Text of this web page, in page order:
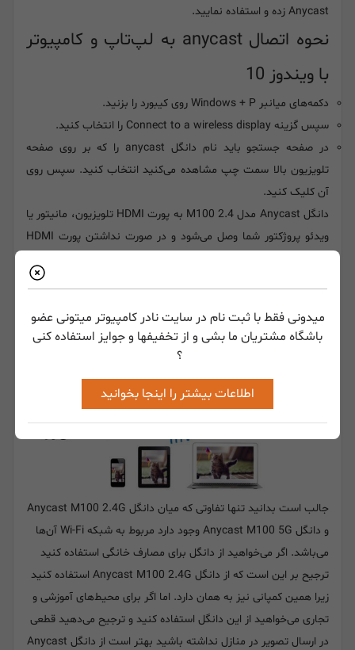
میدونی فقط با ثبت نام در سایت نادر کامپیوتر میتونی عضو
باشگاه مشتریان ما بشی و از تخفیفها و جوایز استفاده کنی
؟
اطلاعات بیشتر را اینجا بخوانید
Anycast زده و استفاده نمایید.
نحوه اتصال anycast به لپ‌تاپ و کامپیوتر
با ویندوز 10
دکمه‌های میانبر Windows + P روی کیبورد را بزنید.
سپس گزینه Connect to a wireless display را انتخاب کنید.
در صفحه جستجو باید نام دانگل anycast را که بر روی صفحه
تلویزیون بالا سمت چپ مشاهده می‌کنید انتخاب کنید. سپس روی
آن کلیک کنید.
دانگل Anycast مدل M100 2.4 به پورت HDMI تلویزیون، مانیتور یا
ویدئو پروژکتور شما وصل می‌شود و در صورت نداشتن پورت HDMI
جالب است بدانید تنها تفاوتی که میان دانگل Anycast M100 2.4G
و دانگل Anycast M100 5G وجود دارد مربوط به شبکه Wi-Fi آن‌ها
می‌باشد. اگر می‌خواهید از دانگل برای مصارف خانگی استفاده کنید
ترجیح بر این است که از دانگل Anycast M100 2.4G استفاده کنید
زیرا همین کمپانی نیز به همان دارد. اما اگر برای محیط‌های آموزشی و
تجاری می‌خواهید از این دانگل استفاده کنید و ترجیح می‌دهید قطعی
در ارسال تصویر در منازل نداشته باشید بهتر است از دانگل Anycast